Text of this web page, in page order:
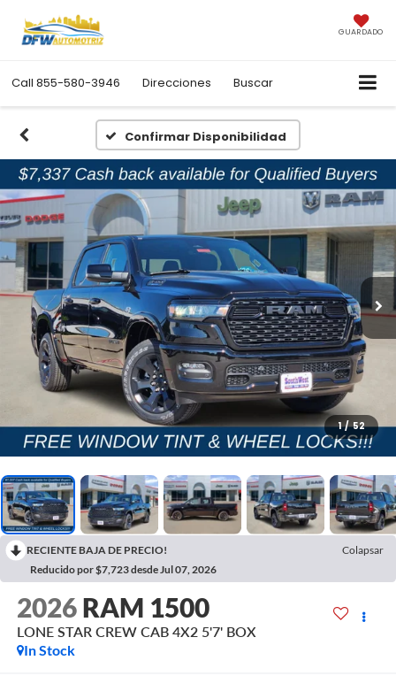
GUARDADO
Call 855-580-3946 Direcciones Buscar
Confirmar Disponibilidad
1 / 52
RECIENTE BAJA DE PRECIO!
Colapsar
Reducido por $7,723 desde Jul 07, 2026
2026 RAM 1500
LONE STAR CREW CAB 4X2 5'7' BOX
In Stock